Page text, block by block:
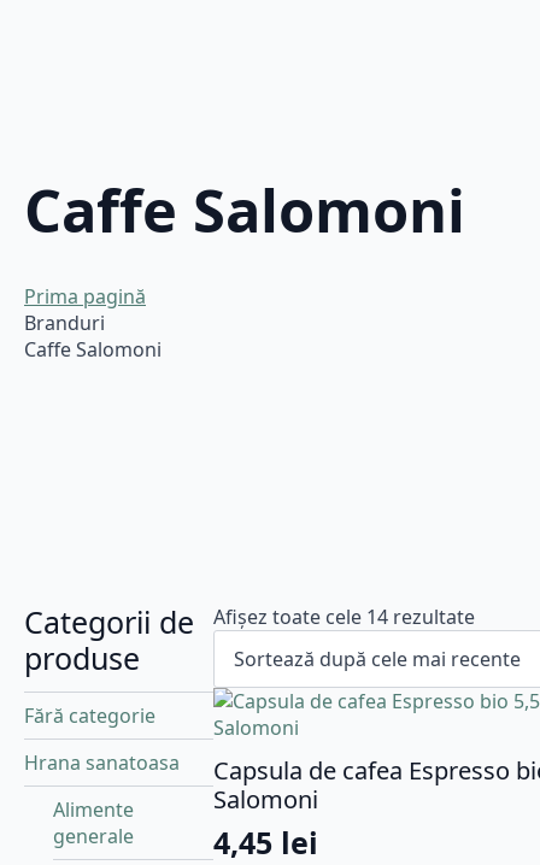
Caffe Salomoni
Prima pagină
Branduri
Caffe Salomoni
Categorii de
produse
Fără categorie
Hrana sanatoasa
Alimente
generale
Afișez toate cele 14 rezultateSortat
cele
mai
Capsula de cafea Espresso
Salomoni
4,45 lei